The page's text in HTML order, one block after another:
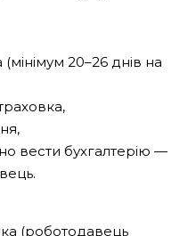
20–26 днів на
вести бухгалтерію —
(роботодавець